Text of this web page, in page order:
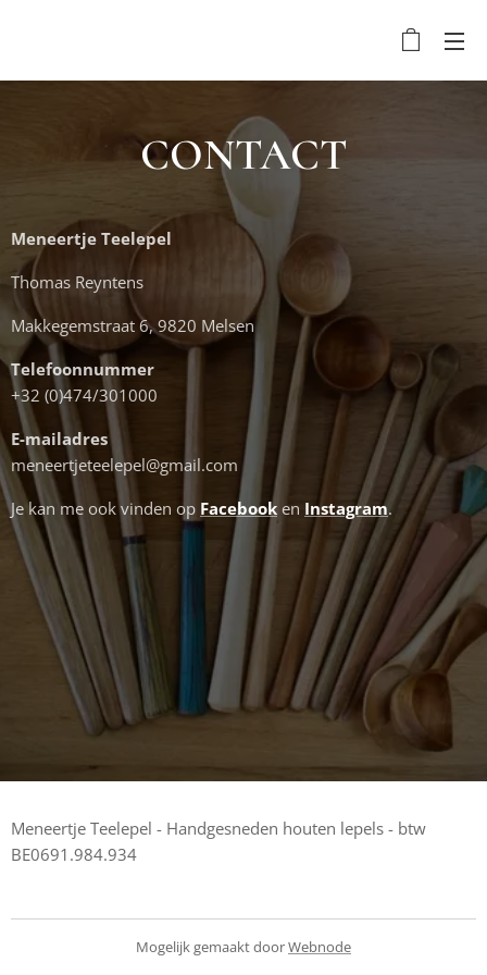
CONTACT
Meneertje Teelepel
Thomas Reyntens
Makkegemstraat 6, 9820 Melsen
Telefoonnummer
+32 (0)474/301000
E-mailadres
meneertjeteelepel@gmail.com
Je kan me ook vinden op Facebook en Instagram.
Meneertje Teelepel - Handgesneden houten lepels - btw
BE0691.984.934
Mogelijk gemaakt doorWebnode